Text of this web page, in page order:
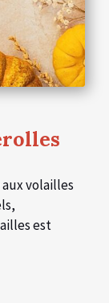
volailles
est